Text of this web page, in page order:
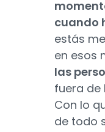
cuando
estás
en esos
las
fuera de
Con lo
de todo